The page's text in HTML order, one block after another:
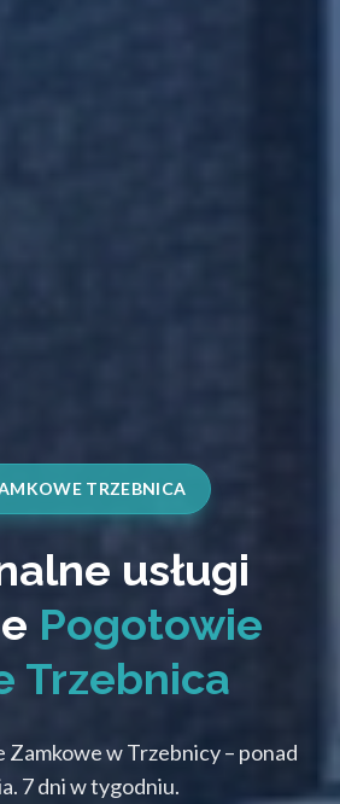
TRZEBNICA
usługi
Pogotowie
Trzebnica
w Trzebnicy – ponad
7 dni w tygodniu.